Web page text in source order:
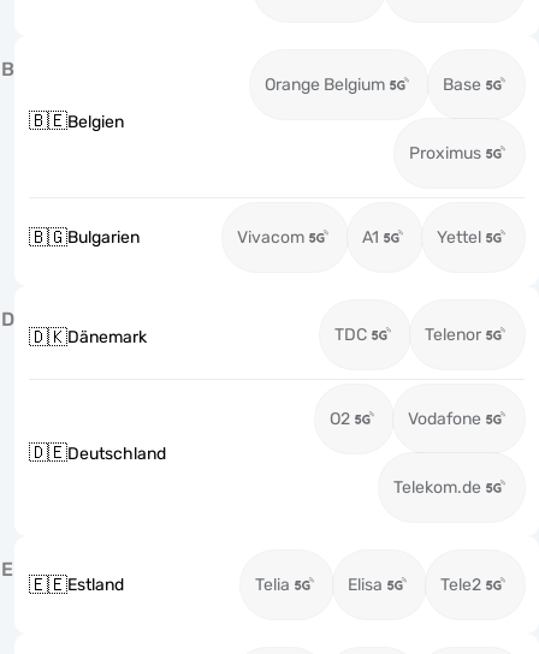
B
🇧🇪Belgien
Orange Belgium Base
Proximus
🇧🇬Bulgarien Vivacom A1 Yettel
D
🇩🇰Dänemark TDC Telenor
🇩🇪Deutschland
O2 Vodafone
Telekom.de
E
🇪🇪Estland Telia Elisa Tele2